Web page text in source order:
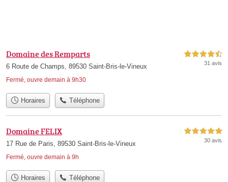
Domaine des Remparts
6 Route de Champs, 89530 Saint-Bris-le-Vineux
Fermé, ouvre demain à 9h30
4,5 étoiles sur 5
31 avis
Horaires Téléphone
Domaine FELIX
17 Rue de Paris, 89530 Saint-Bris-le-Vineux
Fermé, ouvre demain à 9h
5,0 étoiles sur 5
30 avis
Horaires Téléphone